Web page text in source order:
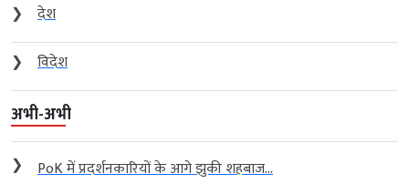
❯
देश
❯
विदेश
अभी-अभी
❯ PoK में प्रदर्शनकारियों के आगे झुकी शहबाज...